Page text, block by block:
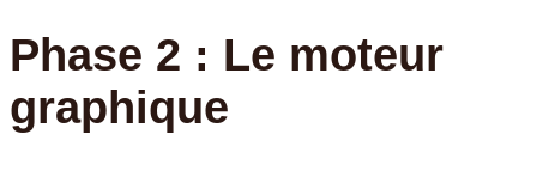
Phase 2 : Le moteur
graphique